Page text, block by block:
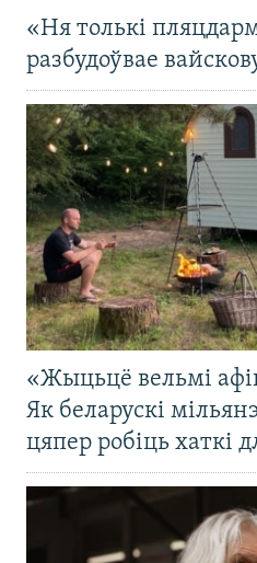
«Ня толькі
разбудоўвае
«Жыцьцё вельмі
Як беларускі
цяпер робіць хаткі